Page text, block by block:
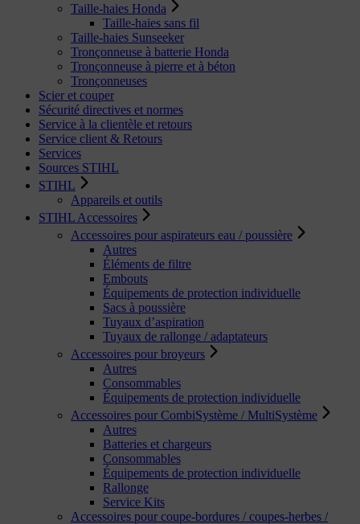
Taille-haies Honda
Taille-haies sans fil
Taille-haies Sunseeker
Tronçonneuse à batterie Honda
Tronçonneuse à pierre et à béton
Tronçonneuses
Scier et couper
Sécurité directives et normes
Service à la clientèle et retours
Service client & Retours
Services
Sources STIHL
STIHL
Appareils et outils
STIHL Accessoires
Accessoires pour aspirateurs eau / poussière
Autres
Éléments de filtre
Embouts
Équipements de protection individuelle
Sacs à poussière
Tuyaux d’aspiration
Tuyaux de rallonge / adaptateurs
Accessoires pour broyeurs
Autres
Consommables
Équipements de protection individuelle
Accessoires pour CombiSystème / MultiSystème
Autres
Batteries et chargeurs
Consommables
Équipements de protection individuelle
Rallonge
Service Kits
Accessoires pour coupe-bordures / coupes-herbes /